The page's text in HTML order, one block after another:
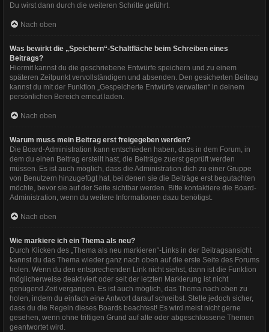
Du wirst dann durch die weiteren Schritte geführt.
Nach oben
Was bewirkt die „Speichern“-Schaltfläche beim Schreiben eines
Beitrags?
Hiermit kannst du die geschriebene Entwürfe speichern und zu einem
späteren Zeitpunkt vervollständigen und absenden. Den gesicherten Beitrag
kannst du mit der Funktion „Gespeicherte Entwürfe verwalten“ in deinem
persönlichen Bereich erneut laden.
Nach oben
Warum muss mein Beitrag erst freigegeben werden?
Die Board-Administration kann entschieden haben, dass in dem Forum, in
dem du einen Beitrag erstellt hast, die Beiträge zuerst geprüft werden
müssen. Es ist auch möglich, dass die Administration dich zu einer Gruppe
von Benutzern hinzugefügt hat, bei denen sie die Beiträge erst begutachten
möchte, bevor sie auf der Seite sichtbar werden. Bitte kontaktiere die Board-
Administration, wenn du weitere Informationen dazu benötigst.
Nach oben
Wie markiere ich ein Thema als neu?
Durch Klicken des „Thema als neu markieren“-Links in der Beitragsansicht
kannst du das Thema wieder ganz nach oben auf die erste Seite des Forums
holen. Wenn du den entsprechenden Link nicht siehst, dann ist die Funktion
möglicherweise deaktiviert oder seit der letzten Markierung ist nicht
genügend Zeit vergangen. Es ist auch möglich, das Thema nach oben zu
holen, indem du einfach eine Antwort darauf schreibst. Stelle jedoch sicher,
dass du die Regeln dieses Boards beachtest! Es wird meist nicht gerne
gesehen, wenn ohne triftigen Grund auf alte oder abgeschlossene Themen
geantwortet wird.